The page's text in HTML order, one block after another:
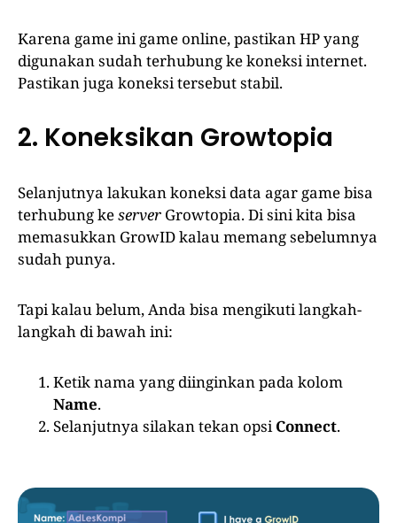
Karena game ini game online, pastikan HP yang
digunakan sudah terhubung ke koneksi internet.
Pastikan juga koneksi tersebut stabil.
2. Koneksikan Growtopia
Selanjutnya lakukan koneksi data agar game bisa
terhubung keserver Growtopia. Di sini kita bisa
memasukkan GrowID kalau memang sebelumnya
sudah punya.
Tapi kalau belum, Anda bisa mengikuti langkah-
langkah di bawah ini:
Ketik nama yang diinginkan pada kolom
Name.
Selanjutnya silakan tekan opsiConnect.